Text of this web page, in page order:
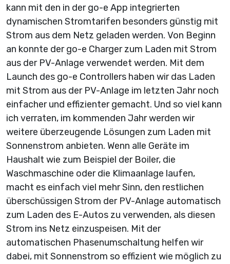
kann mit den in der go-e App integrierten
dynamischen Stromtarifen besonders günstig mit
Strom aus dem Netz geladen werden. Von Beginn
an konnte der go-e Charger zum Laden mit Strom
aus der PV-Anlage verwendet werden. Mit dem
Launch des go-e Controllers haben wir das Laden
mit Strom aus der PV-Anlage im letzten Jahr noch
einfacher und effizienter gemacht. Und so viel kann
ich verraten, im kommenden Jahr werden wir
weitere überzeugende Lösungen zum Laden mit
Sonnenstrom anbieten. Wenn alle Geräte im
Haushalt wie zum Beispiel der Boiler, die
Waschmaschine oder die Klimaanlage laufen,
macht es einfach viel mehr Sinn, den restlichen
überschüssigen Strom der PV-Anlage automatisch
zum Laden des E-Autos zu verwenden, als diesen
Strom ins Netz einzuspeisen. Mit der
automatischen Phasen­umschaltung helfen wir
dabei, mit Sonnenstrom so effizient wie möglich zu